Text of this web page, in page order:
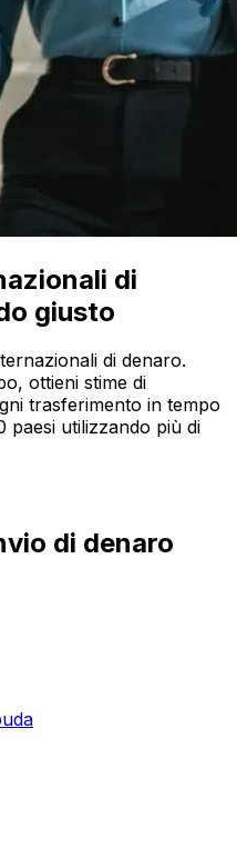
di
giusto
di denaro.
ottieni stime di
trasferimento in tempo
paesi utilizzando più di
di denaro